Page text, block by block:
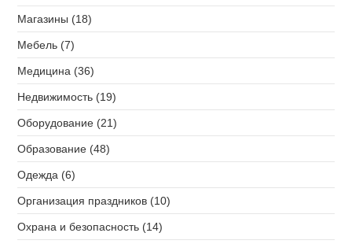
Магазины (18)
Мебель (7)
Медицина (36)
Недвижимость (19)
Оборудование (21)
Образование (48)
Одежда (6)
Организация праздников (10)
Охрана и безопасность (14)